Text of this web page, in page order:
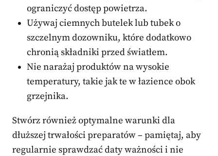
ograniczyć dostęp powietrza.
Używaj ciemnych butelek lub tubek o
szczelnym dozowniku, które dodatkowo
chronią składniki przed światłem.
Nie narażaj produktów na wysokie
temperatury, takie jak te w łazience obok
grzejnika.
Stwórz również optymalne warunki dla
dłuższej trwałości preparatów – pamiętaj, aby
regularnie sprawdzać daty ważności i nie